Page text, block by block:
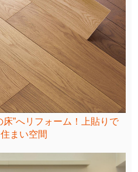
”へリフォーム！上貼りで
まい空間